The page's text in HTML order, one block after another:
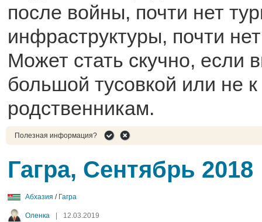
после войны, почти нет
инфраструктуры, почти
Может стать скучно, если
большой тусовкой или не
родственникам.
Полезная информация?
Гагра, Сентябрь 2018
Абхазия / Гагра
Оленка 12.03.2019